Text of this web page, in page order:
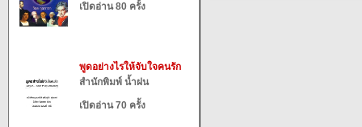
เปิดอ่าน 80 ครั้ง
พูดอย่างไรให้จับใจคนรัก
สำนักพิมพ์ น้ำฝน
เปิดอ่าน 70 ครั้ง